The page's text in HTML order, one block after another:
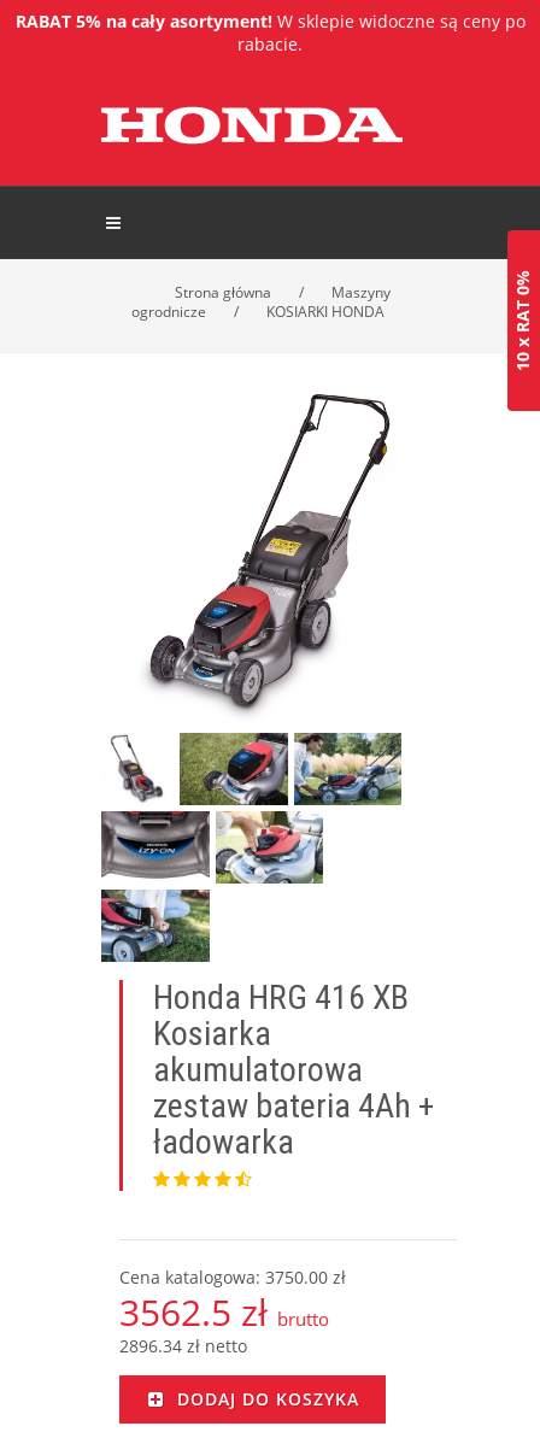
RABAT 5% na cały asortyment!W sklepie widoczne są ceny po
rabacie.
Strona główna /
Maszyny
ogrodnicze
/ KOSIARKI HONDA
Honda HRG 416 XB
Kosiarka
akumulatorowa
zestaw bateria 4Ah +
ładowarka
Cena katalogowa: 3750.00 zł
3562.5 zł brutto
2896.34 zł netto
DODAJ DO KOSZYKA
10 x RAT 0%